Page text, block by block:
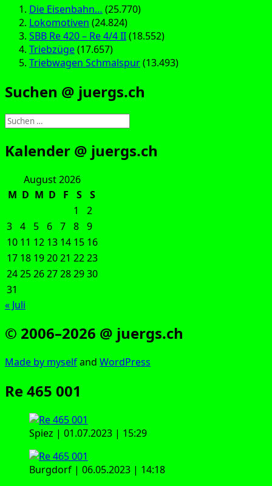
Die Eisenbahn… (25.770)
Lokomotiven (24.824)
SBB Re 420 – Re 4/4 II(18.552)
Triebzüge(17.657)
Triebwagen Schmalspur(13.493)
Suchen @ juergs.ch
Suchen
nach:
Kalender @ juergs.ch
August 2026
M D M D F S
S
1
2
3 4 5 6 7 8 9
10 11 12 13 14 15 16
17 18 192021 2223
24252627282930
31
« Juli
© 2006–2026 @ juergs.ch
Made by mys­elfand Word­Press
Re 465 001
Spiez | 01.07.2023 | 15:29
Burg­dorf | 06.05.2023 | 14:18